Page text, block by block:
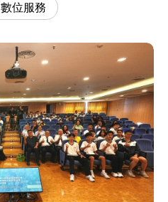
數位服務